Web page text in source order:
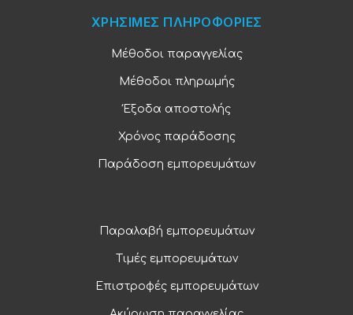
ΧΡΗΣΙΜΕΣ ΠΛΗΡΟΦΟΡΙΕΣ
Μέθοδοι παραγγελίας
Μέθοδοι πληρωμής
Έξοδα αποστολής
Χρόνος παράδοσης
Παράδοση εμπορευμάτων
Παραλαβή εμπορευμάτων
Τιμές εμπορευμάτων
Επιστροφές εμπορευμάτων